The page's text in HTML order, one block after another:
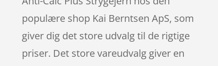
populære shop Kai Berntsen ApS, som
giver dig det store udvalg til de rigtige
priser. Det store vareudvalg giver en